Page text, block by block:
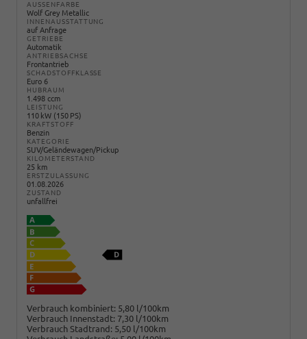
AUSSENFARBE
Wolf Grey Metallic
INNENAUSSTATTUNG
auf Anfrage
GETRIEBE
Automatik
ANTRIEBSACHSE
Frontantrieb
SCHADSTOFFKLASSE
Euro 6
HUBRAUM
1.498 ccm
LEISTUNG
110 kW (150 PS)
KRAFTSTOFF
Benzin
KATEGORIE
SUV/Geländewagen/Pickup
KILOMETERSTAND
25 km
ERSTZULASSUNG
01.08.2026
ZUSTAND
unfallfrei
Verbrauch kombiniert: 5,80 l/100km
Verbrauch Innenstadt: 7,30 l/100km
Verbrauch Stadtrand: 5,50 l/100km